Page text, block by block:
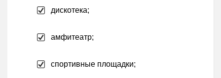
дискотека;
амфитеатр;
спортивные площадки;